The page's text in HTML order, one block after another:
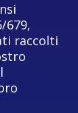
679,
raccolti